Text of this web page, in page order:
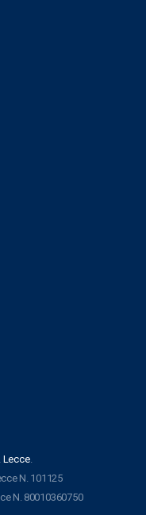
Lecce.
N. 101125
N. 80010360750